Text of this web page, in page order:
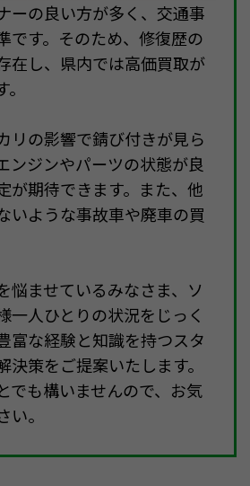
ーの良い方が多く、交通事
です。そのため、修復歴の
在し、県内では高価買取が
リの影響で錆び付きが見ら
ンジンやパーツの状態が良
が期待できます。また、他
いような事故車や廃車の買
悩ませているみなさま、ソ
一人ひとりの状況をじっく
富な経験と知識を持つスタ
決策をご提案いたします。
でも構いませんので、お気
。